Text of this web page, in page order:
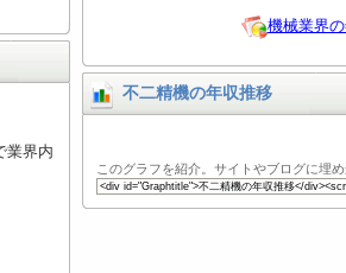
業界内
機械業界
不二精機の年収推移
このグラフを紹介。サイトやブログに埋